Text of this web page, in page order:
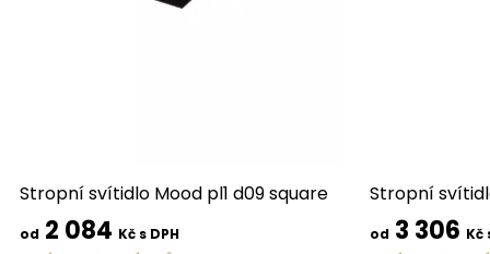
Stropní svítidlo Mood pl1 d09 square
od 2 084 Kč s DPH
Stropní
od 3 306 Kč